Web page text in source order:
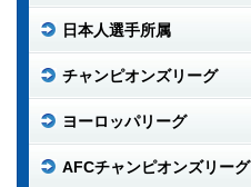
日本人選手所属
チャンピオンズリーグ
ヨーロッパリーグ
AFCチャンピオンズリーグ